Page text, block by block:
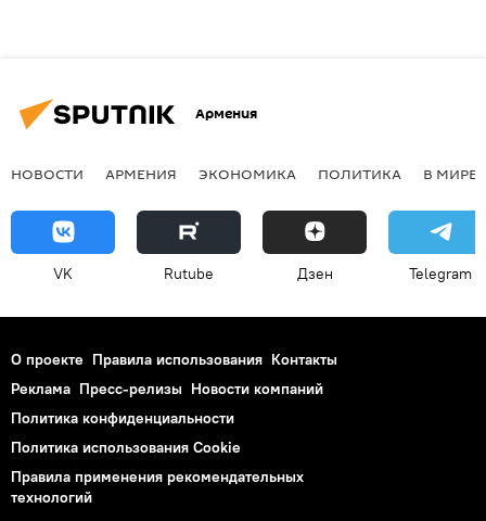
Армения
НОВОСТИ АРМЕНИЯ ЭКОНОМИКА ПОЛИТИКА В МИРЕ
VK Rutube Дзен Telegram
О проекте Правила использования Контакты
Реклама Пресс-релизы Новости компаний
Политика конфиденциальности
Политика использования Cookie
Правила применения рекомендательных
технологий